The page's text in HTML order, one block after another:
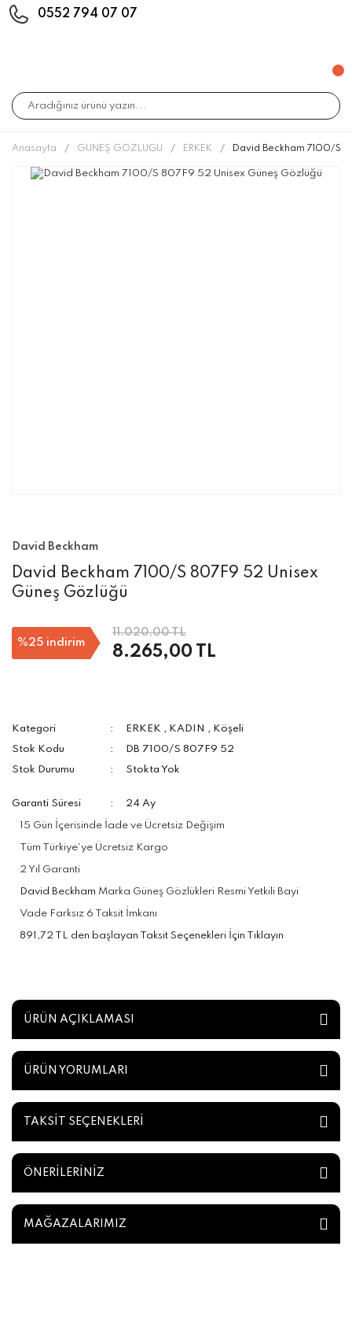
0552 794 07 07
Anasayfa GÜNEŞ GÖZLÜĞÜ ERKEK David Beckham 7100/S
David Beckham
David Beckham 7100/S 807F9 52 Unisex
Güneş Gözlüğü
%25 indirim
11.020,00 TL
8.265,00 TL
Kategori ERKEK , KADIN , Köşeli
Stok Kodu
DB 7100/S 807F9 52
Stok Durumu
Stokta Yok
Garanti Süresi 24 Ay
15 Gün İçerisinde İade ve Ücretsiz Değişim
Tüm Türkiye'ye Ücretsiz Kargo
2 Yıl Garanti
David Beckham Marka Güneş Gözlükleri Resmi Yetkili Bayi
Vade Farksız 6 Taksit İmkanı
891,72 TL den başlayan Taksit Seçenekleri İçin Tıklayın
ÜRÜN AÇIKLAMASI
ÜRÜN YORUMLARI
TAKSİT SEÇENEKLERİ
ÖNERİLERİNİZ
MAĞAZALARIMIZ